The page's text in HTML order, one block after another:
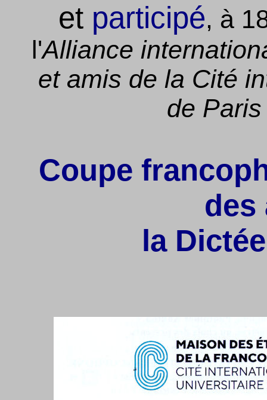
etparticipé, à
l'Alliance
et amis de la Cité
de
Coupe
des
la